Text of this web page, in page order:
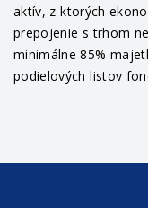
aktív, z ktorých
prepojenie s trhom
minimálne 85%
podielových listov